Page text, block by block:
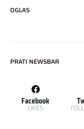
OGLAS
PRATI NEWSBAR
Facebook
LIKES